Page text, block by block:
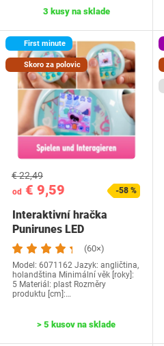
3 kusy na sklade
First minute
Skoro za polovic
od € 9,59
€ 22,49
-58 %
Interaktivní hračka
Punirunes LED
(60×)
Model: ‎6071162 Jazyk: ‎angličtina,
holandština Minimální věk [roky]:
5 Materiál: plast Rozměry
produktu [cm]:…
> 5 kusov na sklade